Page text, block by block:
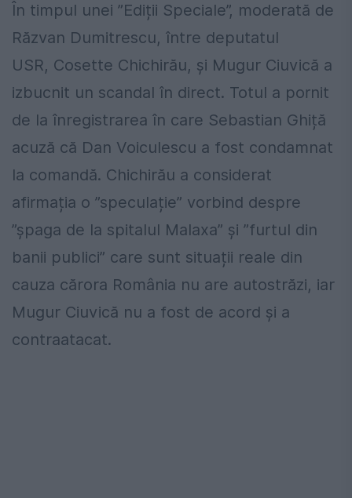
În timpul unei ”Ediții Speciale”, moderată de
Răzvan Dumitrescu, între deputatul
USR, Cosette Chichirău, și Mugur Ciuvică a
izbucnit un scandal în direct. Totul a pornit
de la înregistrarea în care Sebastian Ghiță
acuză că Dan Voiculescu a fost condamnat
la comandă. Chichirău a considerat
afirmația o ”speculație” vorbind despre
”șpaga de la spitalul Malaxa” și ”furtul din
banii publici” care sunt situații reale din
cauza cărora România nu are autostrăzi, iar
Mugur Ciuvică nu a fost de acord şi a
contraatacat.